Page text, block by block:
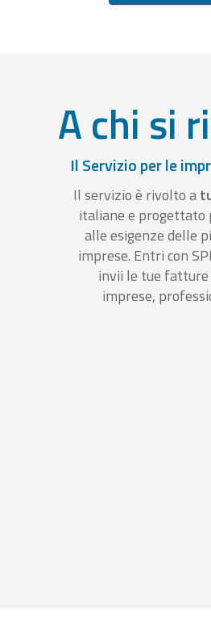
A chi si
Il Servizio per le
Il servizio è rivolto a
italiane e progettato
alle esigenze delle
imprese. Entri con
invii le tue fatture
imprese,